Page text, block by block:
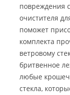
повреждения
очистителя
поможет
комплекта
ветровому
бритвенное
любые
стекла,